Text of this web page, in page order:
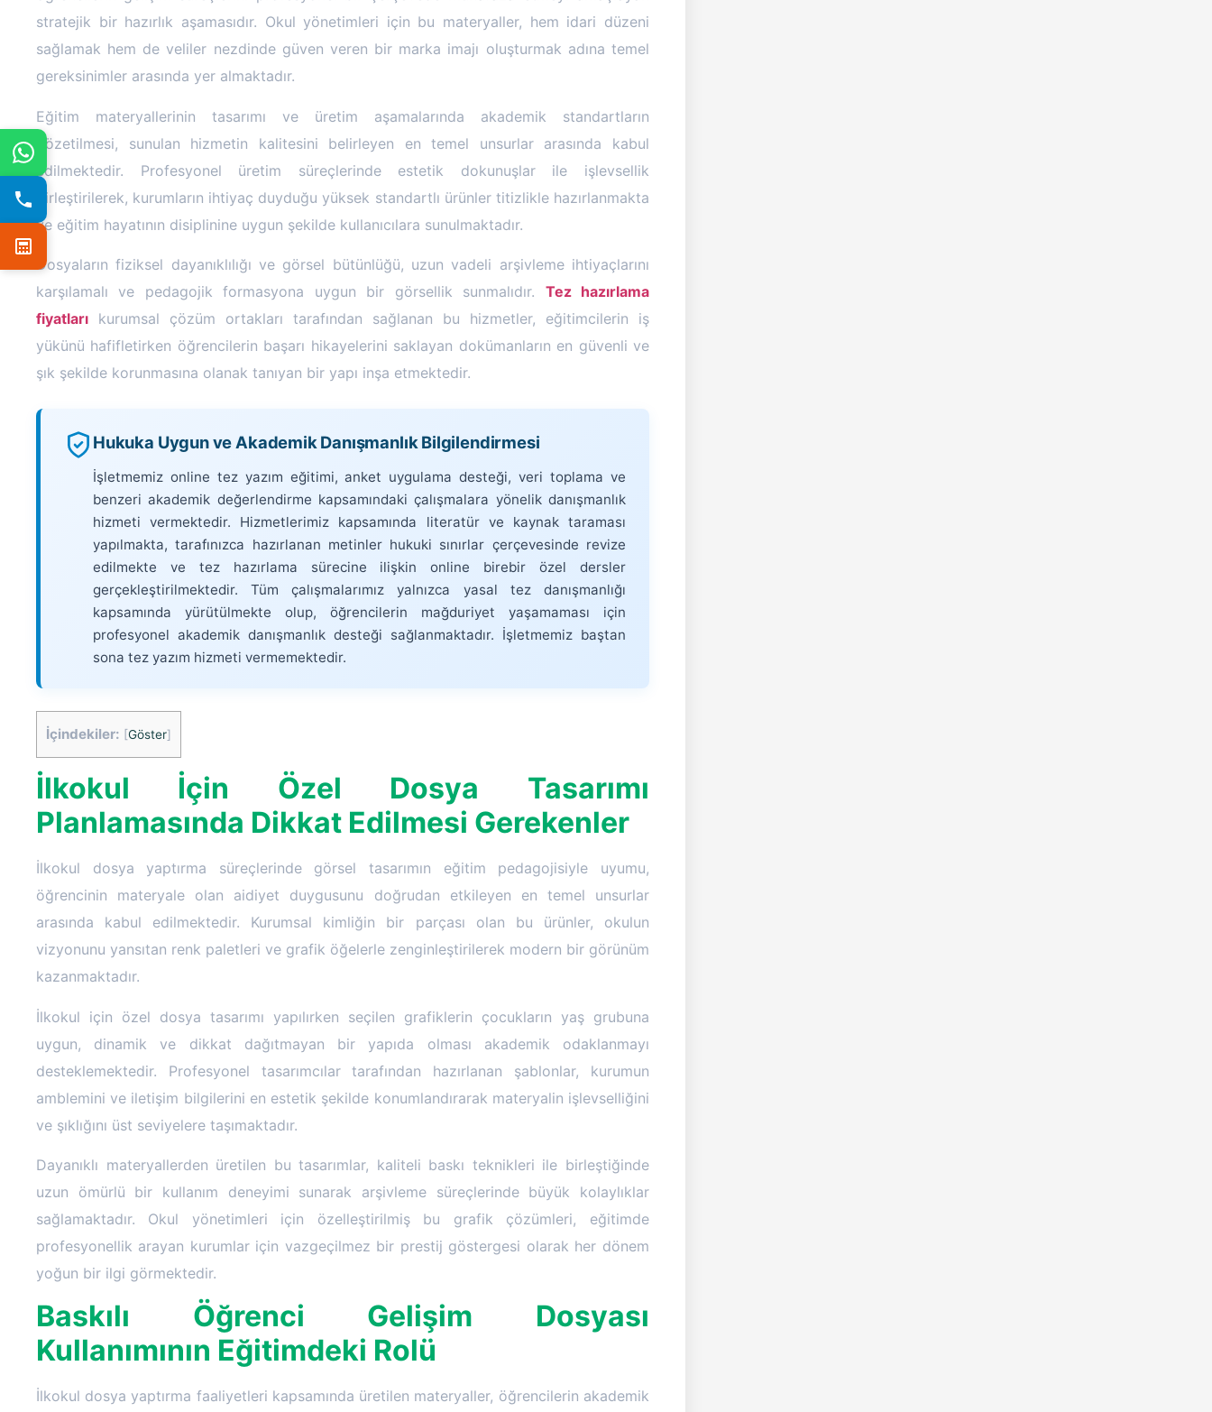
stratejik bir hazırlık aşamasıdır. Okul yönetimleri için bu materyaller, hem idari düzeni
sağlamak hem de veliler nezdinde güven veren bir marka imajı oluşturmak adına temel
gereksinimler arasında yer almaktadır.
Eğitim materyallerinin tasarımı ve üretim aşamalarında akademik standartların
gözetilmesi, sunulan hizmetin kalitesini belirleyen en temel unsurlar arasında kabul
edilmektedir. Profesyonel üretim süreçlerinde estetik dokunuşlar ile işlevsellik
birleştirilerek, kurumların ihtiyaç duyduğu yüksek standartlı ürünler titizlikle hazırlanmakta
ve eğitim hayatının disiplinine uygun şekilde kullanıcılara sunulmaktadır.
Dosyaların fiziksel dayanıklılığı ve görsel bütünlüğü, uzun vadeli arşivleme ihtiyaçlarını
karşılamalı ve pedagojik formasyona uygun bir görsellik sunmalıdır. Tez hazırlama
fiyatları kurumsal çözüm ortakları tarafından sağlanan bu hizmetler, eğitimcilerin iş
yükünü hafifletirken öğrencilerin başarı hikayelerini saklayan dokümanların en güvenli ve
şık şekilde korunmasına olanak tanıyan bir yapı inşa etmektedir.
Hukuka Uygun ve Akademik Danışmanlık Bilgilendirmesi
İşletmemiz online tez yazım eğitimi, anket uygulama desteği, veri toplama ve
benzeri akademik değerlendirme kapsamındaki çalışmalara yönelik danışmanlık
hizmeti vermektedir. Hizmetlerimiz kapsamında literatür ve kaynak taraması
yapılmakta, tarafınızca hazırlanan metinler hukuki sınırlar çerçevesinde revize
edilmekte ve tez hazırlama sürecine ilişkin online birebir özel dersler
gerçekleştirilmektedir. Tüm çalışmalarımız yalnızca yasal tez danışmanlığı
kapsamında yürütülmekte olup, öğrencilerin mağduriyet yaşamaması için
profesyonel akademik danışmanlık desteği sağlanmaktadır. İşletmemiz baştan
sona tez yazım hizmeti vermemektedir.
İçindekiler: [Göster]
İlkokul İçin Özel Dosya Tasarımı
Planlamasında Dikkat Edilmesi Gerekenler
İlkokul dosya yaptırma süreçlerinde görsel tasarımın eğitim pedagojisiyle uyumu,
öğrencinin materyale olan aidiyet duygusunu doğrudan etkileyen en temel unsurlar
arasında kabul edilmektedir. Kurumsal kimliğin bir parçası olan bu ürünler, okulun
vizyonunu yansıtan renk paletleri ve grafik öğelerle zenginleştirilerek modern bir görünüm
kazanmaktadır.
İlkokul için özel dosya tasarımı yapılırken seçilen grafiklerin çocukların yaş grubuna
uygun, dinamik ve dikkat dağıtmayan bir yapıda olması akademik odaklanmayı
desteklemektedir. Profesyonel tasarımcılar tarafından hazırlanan şablonlar, kurumun
amblemini ve iletişim bilgilerini en estetik şekilde konumlandırarak materyalin işlevselliğini
ve şıklığını üst seviyelere taşımaktadır.
Dayanıklı materyallerden üretilen bu tasarımlar, kaliteli baskı teknikleri ile birleştiğinde
uzun ömürlü bir kullanım deneyimi sunarak arşivleme süreçlerinde büyük kolaylıklar
sağlamaktadır. Okul yönetimleri için özelleştirilmiş bu grafik çözümleri, eğitimde
profesyonellik arayan kurumlar için vazgeçilmez bir prestij göstergesi olarak her dönem
yoğun bir ilgi görmektedir.
Baskılı Öğrenci Gelişim Dosyası
Kullanımının Eğitimdeki Rolü
İlkokul dosya yaptırma faaliyetleri kapsamında üretilen materyaller, öğrencilerin akademik